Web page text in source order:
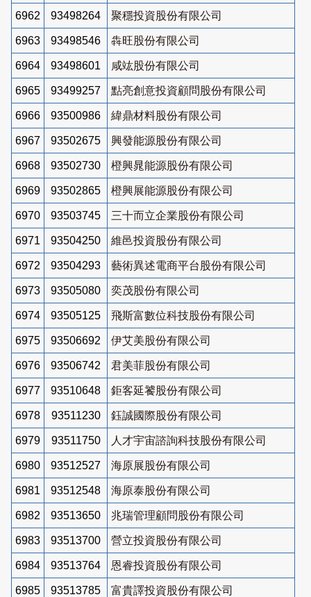
6962 93498264 聚穩投資股份有限公司
6963 93498546 犇旺股份有限公司
6964 93498601 咸竑股份有限公司
6965 93499257 點亮創意投資顧問股份有限公司
6966 93500986 緯鼎材料股份有限公司
6967 93502675 興發能源股份有限公司
6968 93502730 橙興晁能源股份有限公司
6969 93502865 橙興展能源股份有限公司
6970 93503745 三十而立企業股份有限公司
6971 93504250 維邑投資股份有限公司
6972 93504293 藝術異述電商平台股份有限公司
6973 93505080 奕茂股份有限公司
6974 93505125 飛斯富數位科技股份有限公司
6975 93506692 伊艾美股份有限公司
6976 93506742 君美菲股份有限公司
6977 93510648 鉅客延饕股份有限公司
6978 93511230 鈺誠國際股份有限公司
6979 93511750 人才宇宙諮詢科技股份有限公司
6980 93512527 海原展股份有限公司
6981 93512548 海原泰股份有限公司
6982 93513650 兆瑞管理顧問股份有限公司
6983 93513700 營立投資股份有限公司
6984 93513764 恩睿投資股份有限公司
6985 93513785 富貴譯投資股份有限公司